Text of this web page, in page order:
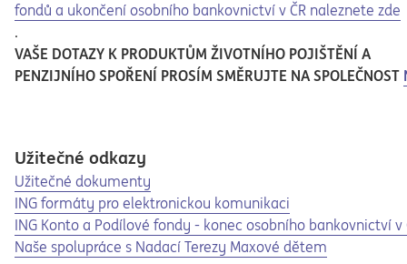
fondů a ukončení osobního bankovnictví v ČR naleznete zde
.
VAŠE DOTAZY K PRODUKTŮM ŽIVOTNÍHO POJIŠTĚNÍ A
PENZIJNÍHO SPOŘENÍ PROSÍM SMĚRUJTE NA SPOLEČNOST
Užitečné odkazy
Užitečné dokumenty
Opens in a new tab
ING formáty pro elektronickou komunikaci
ING Konto a Podílové fondy - konec osobního bankovnictví v
Naše spolupráce s Nadací Terezy Maxové dětem